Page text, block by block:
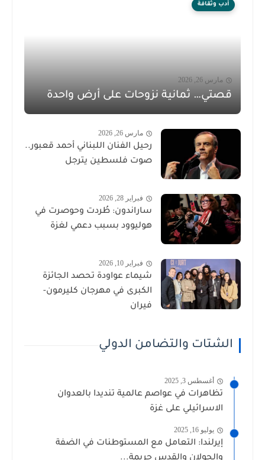
أدب وثقافة
مارس 26, 2026
قصتي… ثمانية نزوحات على أرض واحدة
مارس 26, 2026
رحيل الفنان اللبناني أحمد قعبور..
صوت فلسطين يترجل
فبراير 28, 2026
ساراندون: طُردت وحوصرت في
هوليوود بسبب دعمي لغزة
فبراير 10, 2026
شيماء عواودة تحصد الجائزة
الكبرى في مهرجان كليرمون-
فيران
الشتات والتضامن الدولي
أغسطس 3, 2025
تظاهرات في عواصم عالمية تنديدا بالعدوان
الاسرائيلي على غزة
يوليو 16, 2025
إيرلندا: التعامل مع المستوطنات في الضفة